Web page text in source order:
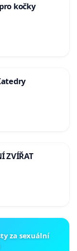
kočky
ZVÍŘAT
za sexuální